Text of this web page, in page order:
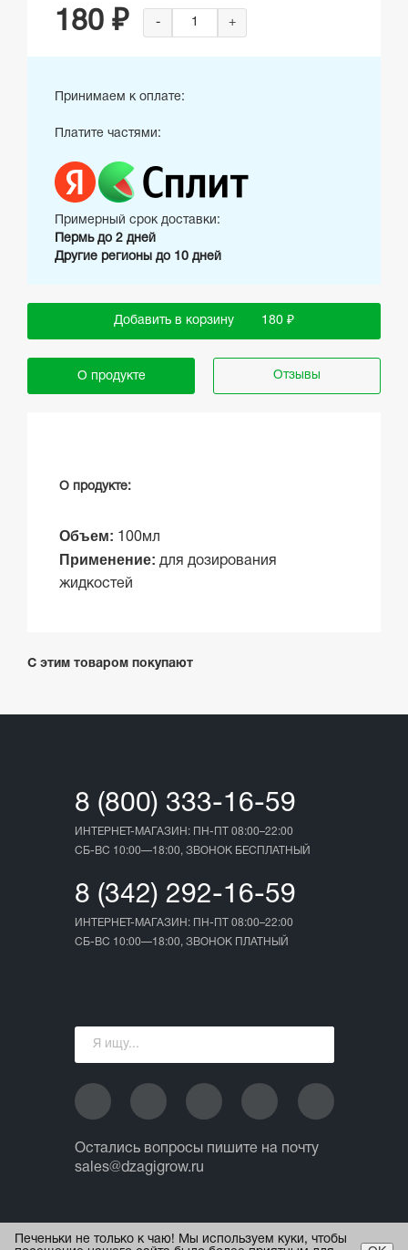
180 ₽ - +
Принимаем к оплате:
Платите частями:
Примерный срок доставки:
Пермь до 2 дней
Другие регионы до 10 дней
Добавить в корзину 180 ₽
О продукте Отзывы
О продукте:
Объем: 100мл
Применение: для дозирования
жидкостей
С этим товаром покупают
8 (800) 333-16-59
ИНТЕРНЕТ-МАГАЗИН: ПН-ПТ 08:00–22:00
СБ-ВС 10:00—18:00, ЗВОНОК БЕСПЛАТНЫЙ
8 (342) 292-16-59
ИНТЕРНЕТ-МАГАЗИН: ПН-ПТ 08:00–22:00
СБ-ВС 10:00—18:00, ЗВОНОК ПЛАТНЫЙ
Остались вопросы пишите на почту
sales@dzagigrow.ru
© 2013 - 2026 ИП Ежов А.А.
Печеньки не только к чаю! Мы используем куки, чтобы